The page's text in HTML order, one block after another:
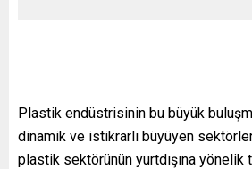
Plastik endüstrisinin bu büyük
dinamik ve istikrarlı büyüyen
plastik sektörünün yurtdışına yönelik